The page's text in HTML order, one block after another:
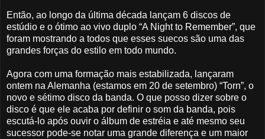
Então, ao longo da última década lançam 6 discos de
estúdio e o ótimo ao vivo duplo “A Night to Remember”, que
foram mostrando a todos que esses suecos são uma das
grandes forças do estilo em todo mundo.
Agora com uma formação mais estabilizada, lançaram
ontem na Alemanha (estamos em 20 de setembro) “Torn”, o
novo e sétimo disco da banda. O que posso dizer sobre o
disco é que ele acaba por definir o som da banda, pois
escutá-lo após ouvir o álbum de estréia e até mesmo seu
sucessor pode-se notar uma grande diferença e um maior